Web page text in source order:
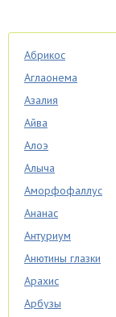
Абрикос
Аглаонема
Азалия
Айва
Алоэ
Алыча
Аморфофаллус
Ананас
Антуриум
Анютины глазки
Арахис
Арбузы